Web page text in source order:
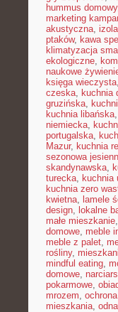
hummus domowy
marketing
akustyczna,
ptaków, kawa
klimatyzacja
ekologiczne,
naukowe
księga wieczysta,
czeska, kuchnia
gruzińska,
kuchnia libańska,
niemiecka,
portugalska,
Mazur, kuchnia
sezonowa
skandynawska,
turecka, kuchnia
kuchnia zero
kwietna, lamele
design, lokalne
małe mieszkanie,
domowe, meble
meble z palet,
rośliny,
mindful eating,
domowe,
pokarmowe,
mrozem,
mieszkania,